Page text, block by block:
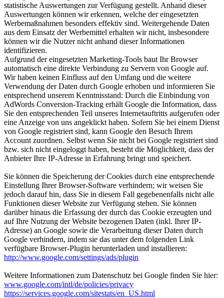
statistische Auswertungen zur Verfügung gestellt. Anhand dieser
Auswertungen können wir erkennen, welche der eingesetzten
Werbemaßnahmen besonders effektiv sind. Weitergehende Daten
aus dem Einsatz der Werbemittel erhalten wir nicht, insbesondere
können wir die Nutzer nicht anhand dieser Informationen
identifizieren.
Aufgrund der eingesetzten Marketing-Tools baut Ihr Browser
automatisch eine direkte Verbindung zu Servern von Google auf.
Wir haben keinen Einfluss auf den Umfang und die weitere
Verwendung der Daten durch Google erhoben und informieren Sie
entsprechend unserem Kenntnisstand: Durch die Einbindung von
AdWords Conversion-Tracking erhält Google die Information, dass
Sie den entsprechenden Teil unseres Internetauftritts aufgerufen oder
eine Anzeige von uns angeklickt haben. Sofern Sie bei einem Dienst
von Google registriert sind, kann Google den Besuch Ihrem
Account zuordnen. Selbst wenn Sie nicht bei Google registriert sind
bzw. sich nicht eingeloggt haben, besteht die Möglichkeit, dass der
Anbieter Ihre IP-Adresse in Erfahrung bringt und speichert.
Sie können die Speicherung der Cookies durch eine entsprechende
Einstellung Ihrer Browser-Software verhindern; wir weisen Sie
jedoch darauf hin, dass Sie in diesem Fall gegebenenfalls nicht alle
Funktionen dieser Website zur Verfügung stehen. Sie können
darüber hinaus die Erfassung der durch das Cookie erzeugten und
auf Ihre Nutzung der Website bezogenen Daten (inkl. Ihrer IP-
Adresse) an Google sowie die Verarbeitung dieser Daten durch
Google verhindern, indem sie das unter dem folgenden Link
verfügbare Browser-Plugin herunterladen und installieren:
http://www.google.com/settings/ads/plugin
Weitere Informationen zum Datenschutz bei Google finden Sie hier:
www.google.com/intl/de/policies/privacy
https://services.google.com/sitestats/en_US.html